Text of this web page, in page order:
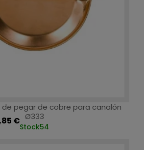
pegar de cobre para canalón
Ø333
€
Stock54